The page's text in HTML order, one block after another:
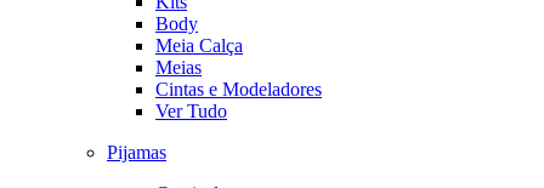
Body
Meia Calça
Meias
Cintas e Modeladores
Ver Tudo
Pijamas